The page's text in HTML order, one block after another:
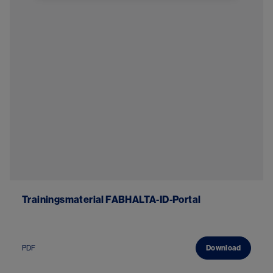
Trainingsmaterial FABHALTA-ID-Portal
PDF Download